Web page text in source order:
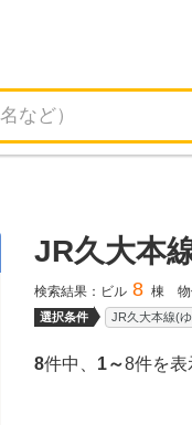
JR久大本
検索結果：ビル 8 棟 物
選択条件 JR久大本線(
8件中、 1～8件を表